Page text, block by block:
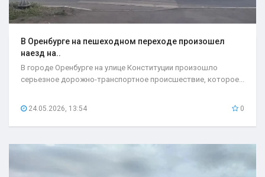
В Оренбурге на пешеходном переходе произошел
наезд на..
В городе Оренбурге на улице Конституции произошло
серьезное дорожно-транспортное происшествие, которое...
24.05.2026, 13:54 0